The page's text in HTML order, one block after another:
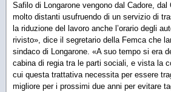
Safilo di Longarone vengono dal Cadore,
molto distanti usufruendo di un servizio di
la riduzione del lavoro anche l’orario degli
rivisto», dice il segretario della Femca che
sindaco di Longarone. «A suo tempo si era
cabina di regia tra le parti sociali, e vista la
cui questa trattativa necessita per essere
migliore per i prossimi due anni per evitare